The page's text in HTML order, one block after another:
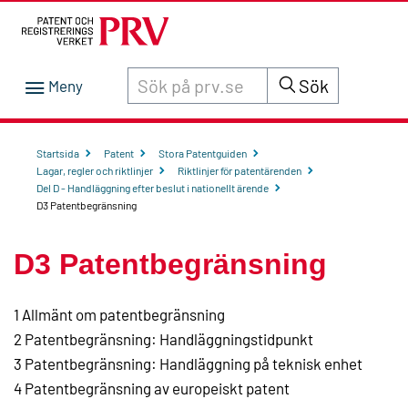
Sök innehåll på siten prv.se Sök
Startsida Patent
Stora Patentguiden
Lagar, regler och riktlinjer
Riktlinjer för patentärenden
Del D - Handläggning efter beslut i nationellt ärende
D3 Patentbegränsning
D3 Patentbegränsning
1 Allmänt om patentbegränsning
2 Patentbegränsning: Handläggningstidpunkt
3 Patentbegränsning: Handläggning på teknisk enhet
4 Patentbegränsning av europeiskt patent